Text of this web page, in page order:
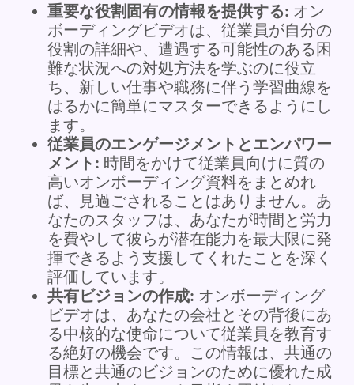
重要な役割固有の情報を提供する: オン
ボーディングビデオは、従業員が自分の
役割の詳細や、遭遇する可能性のある困
難な状況への対処方法を学ぶのに役立
ち、新しい仕事や職務に伴う学習曲線を
はるかに簡単にマスターできるようにし
ます。
従業員のエンゲージメントとエンパワー
メント: 時間をかけて従業員向けに質の
高いオンボーディング資料をまとめれ
ば、見過ごされることはありません。あ
なたのスタッフは、あなたが時間と労力
を費やして彼らが潜在能力を最大限に発
揮できるよう支援してくれたことを深く
評価しています。
共有ビジョンの作成: オンボーディング
ビデオは、あなたの会社とその背後にあ
る中核的な使命について従業員を教育す
る絶好の機会です。この情報は、共通の
目標と共通のビジョンのために優れた成